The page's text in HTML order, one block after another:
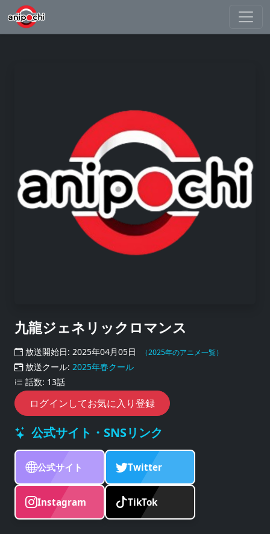
九龍ジェネリックロマンス
放送開始日: 2025年04月05日 （2025年のアニメ一覧）
放送クール: 2025年春クール
話数: 13話
ログインしてお気に入り登録
公式サイト・SNSリンク
公式サイト Twitter
Instagram TikTok